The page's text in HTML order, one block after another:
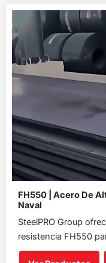
FH550 | Acero De
Naval
SteelPRO Group
resistencia FH550